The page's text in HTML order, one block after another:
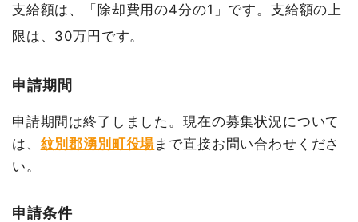
支給額は、「除却費用の4分の1」です。支給額の上
限は、30万円です。
申請期間
申請期間は終了しました。現在の募集状況について
は、 紋別郡湧別町役場まで直接お問い合わせくださ
い。
申請条件